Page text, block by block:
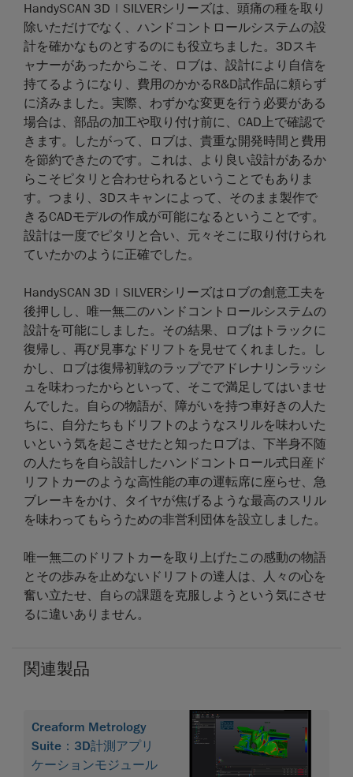
HandySCAN 3D | SILVERシリーズは、頭痛の種を取り
除いただけでなく、ハンドコントロールシステムの設
計を確かなものとするのにも役立ちました。3Dスキ
ャナーがあったからこそ、ロブは、設計により自信を
持てるようになり、費用のかかるR&D試作品に頼らず
に済みました。実際、わずかな変更を行う必要がある
場合は、部品の加工や取り付け前に、CAD上で確認で
きます。したがって、ロブは、貴重な開発時間と費用
を節約できたのです。これは、より良い設計があるか
らこそピタリと合わせられるということでもありま
す。つまり、3Dスキャンによって、そのまま製作で
きるCADモデルの作成が可能になるということです。
設計は一度でピタリと合い、元々そこに取り付けられ
ていたかのように正確でした。
HandySCAN 3D | SILVERシリーズはロブの創意工夫を
後押しし、唯一無二のハンドコントロールシステムの
設計を可能にしました。その結果、ロブはトラックに
復帰し、再び見事なドリフトを見せてくれました。し
かし、ロブは復帰初戦のラップでアドレナリンラッシ
ュを味わったからといって、そこで満足してはいませ
んでした。自らの物語が、障がいを持つ車好きの人た
ちに、自分たちもドリフトのようなスリルを味わいた
いという気を起こさせたと知ったロブは、下半身不随
の人たちを自ら設計したハンドコントロール式日産ド
リフトカーのような高性能の車の運転席に座らせ、急
ブレーキをかけ、タイヤが焦げるような最高のスリル
を味わってもらうための非営利団体を設立しました。
唯一無二のドリフトカーを取り上げたこの感動の物語
とその歩みを止めないドリフトの達人は、人々の心を
奮い立たせ、自らの課題を克服しようという気にさせ
るに違いありません。
関連製品
Creaform Metrology
Suite：3D計測アプリ
ケーションモジュール